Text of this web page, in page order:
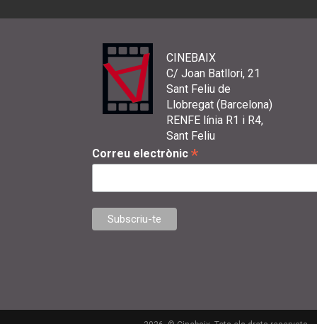
CINEBAIX
C/ Joan Batllori, 21
Sant Feliu de
Llobregat (Barcelona)
RENFE línia R1 i R4,
Sant Feliu
Correu electrònic *